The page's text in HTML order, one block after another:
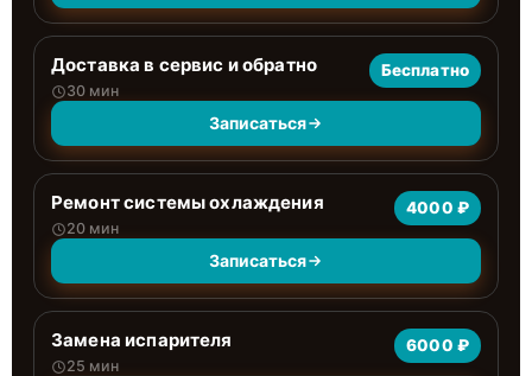
Доставка в сервис и обратно
30 мин
Бесплатно
Записаться
Ремонт системы охлаждения
20 мин
4000 ₽
Записаться
Замена испарителя
25 мин
6000 ₽